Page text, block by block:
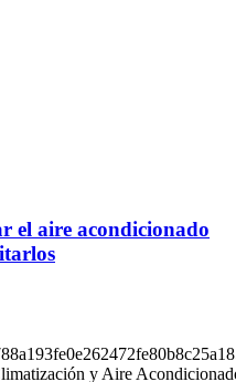
el aire acondicionado